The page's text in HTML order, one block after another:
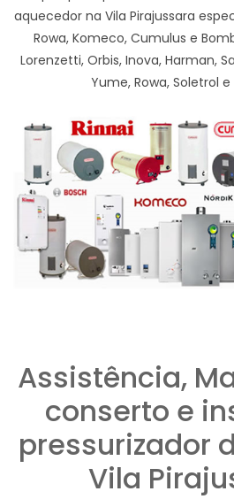
aquecedor na Vila Pirajussara
Rowa, Komeco, Cumulus e
Lorenzetti, Orbis, Inova, Harman,
Yume, Rowa, Soletrol
Assistência,
conserto e
pressurizador
Vila